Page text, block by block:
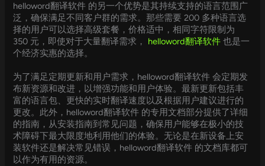
helloword翻译软件 的另一个优势是其持续支持的语言范围广
泛，确保满足不同客户群的需求。那些需要 200 多种语言选
择的用户可以选择高级套餐，价格适中，相同字符限制为
350 元，即使对于大量翻译需求， helloword翻译软件 也是一
个经济实惠的选择。
为了满足定期更新和用户需求，helloword翻译软件 会定期发
布新资源和改进，以增强功能和用户体验。最新更新包括丰
富的语言包、更快的实时翻译速度以及根据用户建议进行的
更改。此外，helloword翻译软件 的专用文档部分提供了详细
的指南，从安装指南到常见问题，确保用户能够在极小的技
术障碍下最大限度地利用他们的体验。无论是在新设备上安
装软件还是解决常见错误，helloword翻译软件 的文档库都可
以作为有用的资源。